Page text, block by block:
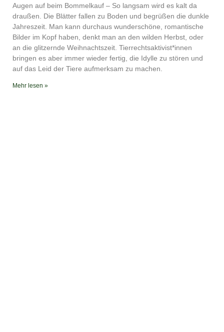
RSS Spotify
YouTube iTunes
RSS FEED
EMBED
Augen auf beim Bommelkauf – So langsam wird es kalt da
draußen. Die Blätter fallen zu Boden und begrüßen die dunkle
Jahreszeit. Man kann durchaus wunderschöne, romantische
Bilder im Kopf haben, denkt man an den wilden Herbst, oder
an die glitzernde Weihnachtszeit. Tierrechtsaktivist*innen
bringen es aber immer wieder fertig, die Idylle zu stören und
auf das Leid der Tiere aufmerksam zu machen.
Mehr lesen »